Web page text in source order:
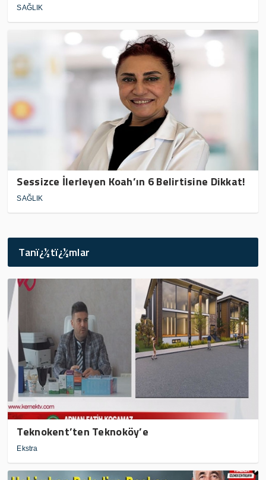
SAĞLIK
Sessizce İlerleyen Koah’ın 6 Belirtisine Dikkat!
SAĞLIK
Tanï¿½tï¿½mlar
Teknokent’ten Teknoköy’e
Ekstra